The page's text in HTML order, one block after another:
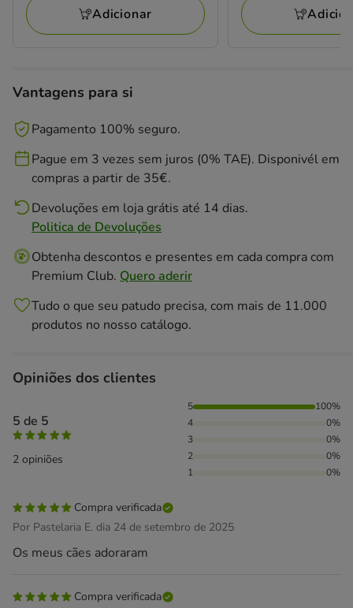
2
avaliações
Adicionar
3
avaliações
Vantagens para si
Pagamento 100% seguro.
Pague em 3 vezes sem juros (0% TAE). Disponivél em
compras a partir de 35€.
Devoluções em loja grátis até 14 dias.
Politica de Devoluções
Obtenha descontos e presentes em cada compra com
Premium Club. Quero aderir
Tudo o que seu patudo precisa, com mais de 11.000
produtos no nosso catálogo.
Opiniões dos clientes
5 de 5
2 opiniões
100% das pessoas avaliaram com 5 estrelas,
5
100%
4
0%
3
0%
2
0%
1
0%
Compra verificada
Por Pastelaria E. dia 24 de setembro de 2025
Os meus cães adoraram
Compra verificada